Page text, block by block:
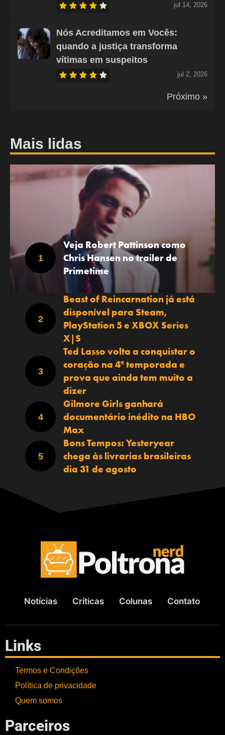
jul 14, 2026
Nós Acreditamos em Vocês:
quando a justiça transforma
vítimas em suspeitos
jul 2, 2026
Próximo »
Mais lidas
Veja Robert Pattinson como
Chris Hansen no trailer de
Primetime
Beast of Reincarnation já está
disponível para Steam,
PlayStation 5 e XBOX Series
X|S
Ted Lasso volta a conquistar o
coração na 4ª temporada e
prova que ainda tem muito a
dizer
Gilmore Girls ganhará
documentário inédito na HBO
Max
Bons Tempos: Yesteryear
chega às livrarias brasileiras
dia 31 de agosto
Notícias Críticas Colunas Contato
Links
Termos e Condições
Política de privacidade
Quem somos
Parceiros